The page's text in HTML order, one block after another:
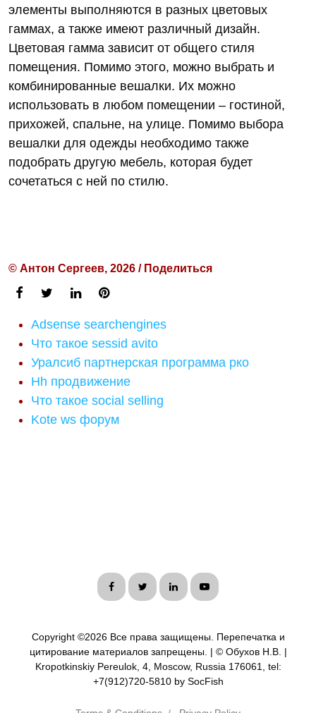
элементы выполняются в разных цветовых
гаммах, а также имеют различный дизайн.
Цветовая гамма зависит от общего стиля
помещения. Помимо этого, можно выбрать и
комбинированные вешалки. Их можно
использовать в любом помещении – гостиной,
прихожей, спальне, на улице. Помимо выбора
вешалки для одежды необходимо также
подобрать другую мебель, которая будет
сочетаться с ней по стилю.
© Антон Сергеев, 2026 / Поделиться
Adsense searchengines
Что такое sessid avito
Уралсиб партнерская программа рко
Hh продвижение
Что такое social selling
Kote ws форум
Copyright ©2026 Все права защищены. Перепечатка и
цитирование материалов запрещены. | © Обухов Н.В. |
Kropotkinskiy Pereulok, 4, Moscow, Russia 176061, tel:
+7(912)720-5810 by SocFish